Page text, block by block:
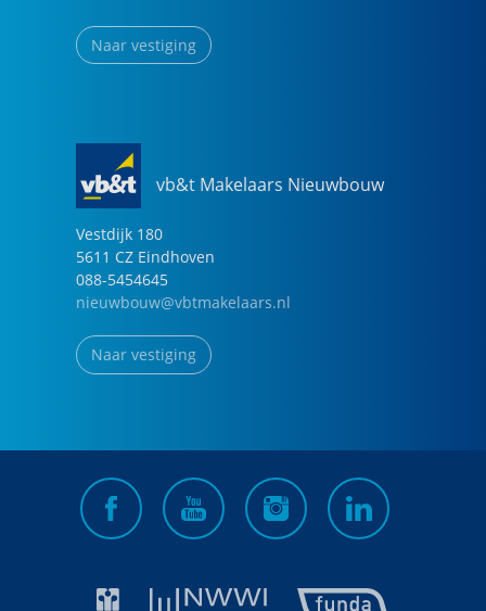
Naar vestiging
vb&t Makelaars Nieuwbouw
Vestdijk 180
5611 CZ Eindhoven
088-5454645
nieuwbouw@vbtmakelaars.nl
Naar vestiging